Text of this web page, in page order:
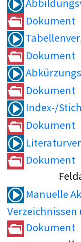
Dokument
Dokument
Dokument
Index-/
Dokument
Dokument
Manuelle
Verzeichnissen
Dokument